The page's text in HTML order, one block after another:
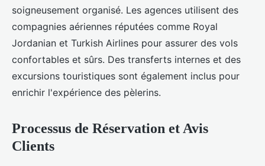
soigneusement organisé. Les agences utilisent des
compagnies aériennes réputées comme Royal
Jordanian et Turkish Airlines pour assurer des vols
confortables et sûrs. Des transferts internes et des
excursions touristiques sont également inclus pour
enrichir l'expérience des pèlerins.
Processus de Réservation et Avis
Clients